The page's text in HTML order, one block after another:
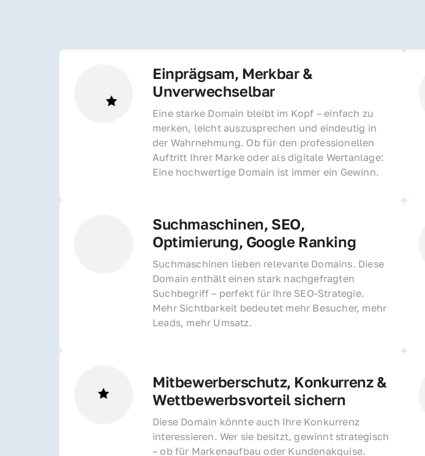
Einprägsam, Merkbar &
Unverwechselbar
Eine starke Domain bleibt im Kopf – einfach zu
merken, leicht auszusprechen und eindeutig in
der Wahrnehmung. Ob für den professionellen
Auftritt Ihrer Marke oder als digitale Wertanlage:
Eine hochwertige Domain ist immer ein Gewinn.
Suchmaschinen, SEO,
Optimierung, Google Ranking
Suchmaschinen lieben relevante Domains. Diese
Domain enthält einen stark nachgefragten
Suchbegriff – perfekt für Ihre SEO-Strategie.
Mehr Sichtbarkeit bedeutet mehr Besucher, mehr
Leads, mehr Umsatz.
Mitbewerberschutz, Konkurrenz &
Wettbewerbsvorteil sichern
Diese Domain könnte auch Ihre Konkurrenz
interessieren. Wer sie besitzt, gewinnt strategisch
– ob für Markenaufbau oder Kundenakquise.